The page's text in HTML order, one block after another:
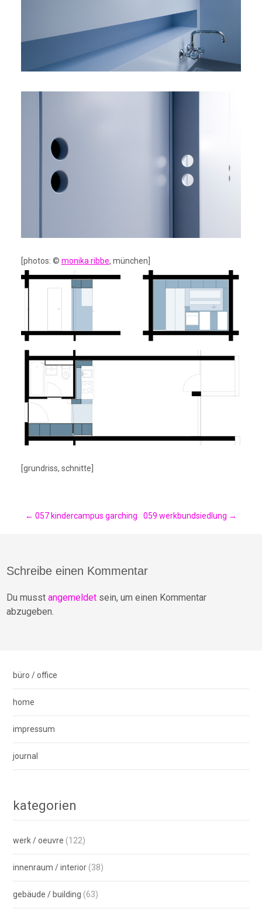
[photos: © monika ribbe, münchen]
[grundriss, schnitte]
Post
navigation
← 057 kindercampus garching 059 werkbundsiedlung →
Schreibe einen Kommentar
Du musstangemeldet sein, um einen Kommentar
abzugeben.
büro / office
home
impressum
journal
kategorien
werk / oeuvre (122)
innenraum / interior (38)
gebäude / building (63)